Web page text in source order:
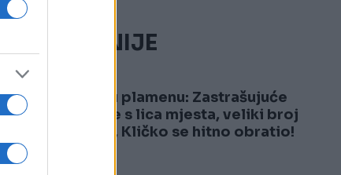
NAJČITANIJE
1
Kijev u plamenu: Zastrašujuće
snimke s lica mjesta, veliki broj
žrtava, Kličko se hitno obratio!